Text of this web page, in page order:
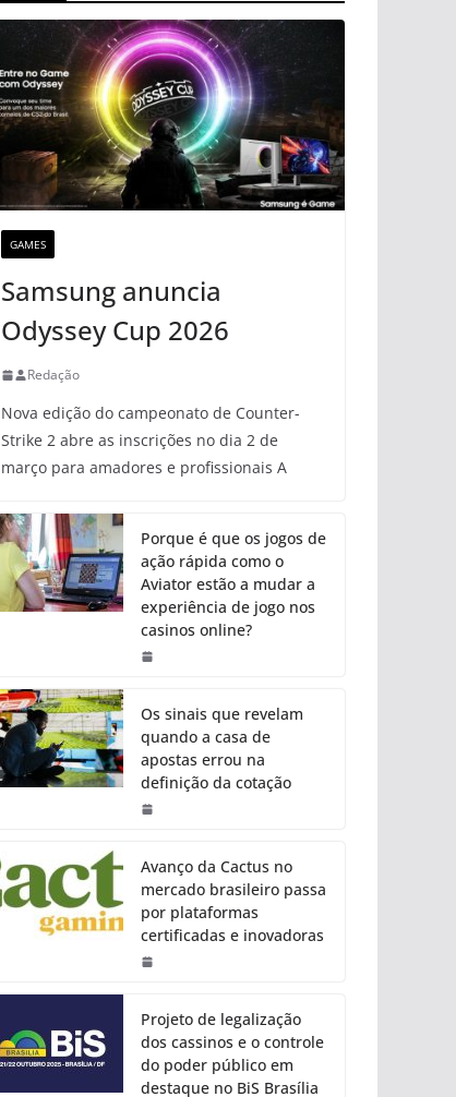
GAMES
Samsung anuncia
Odyssey Cup 2026
Redação
Nova edição do campeonato de Counter-
Strike 2 abre as inscrições no dia 2 de
março para amadores e profissionais A
Porque é que os jogos de
ação rápida como o
Aviator estão a mudar a
experiência de jogo nos
casinos online?
Os sinais que revelam
quando a casa de
apostas errou na
definição da cotação
Avanço da Cactus no
mercado brasileiro passa
por plataformas
certificadas e inovadoras
Projeto de legalização
dos cassinos e o controle
do poder público em
destaque no BiS Brasília